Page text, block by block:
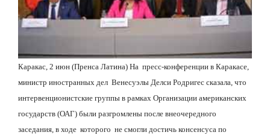
Каракас, 2 июн (Пренса Латина) На пресс-конференции в Каракасе,
министр иностранных дел Венесуэлы Делси Родригес сказала, что
интервенционистские группы в рамках Организации американских
государств (ОАГ) были разгромлены после внеочередного
заседания, в ходе которого не смогли достичь консенсуса по